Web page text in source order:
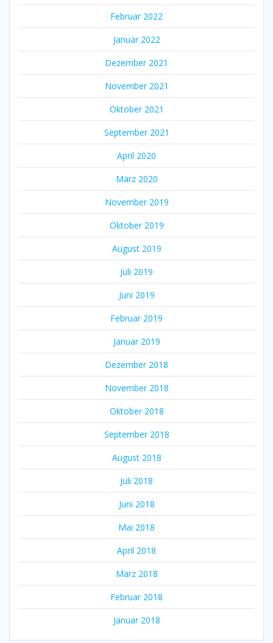
Februar 2022
Januar 2022
Dezember 2021
November 2021
Oktober 2021
September 2021
April 2020
März 2020
November 2019
Oktober 2019
August 2019
Juli 2019
Juni 2019
Februar 2019
Januar 2019
Dezember 2018
November 2018
Oktober 2018
September 2018
August 2018
Juli 2018
Juni 2018
Mai 2018
April 2018
März 2018
Februar 2018
Januar 2018